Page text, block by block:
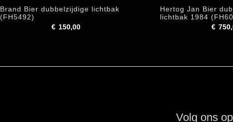
51cm
Brand Bier dubbelzijdige lichtbak
(FH5492)
€ 150,00
Hertog Jan Bier
lichtbak 1984
€
Volg ons op